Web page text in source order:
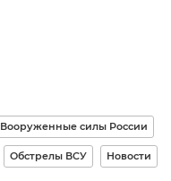
Вооруженные силы России
Обстрелы ВСУ Новости